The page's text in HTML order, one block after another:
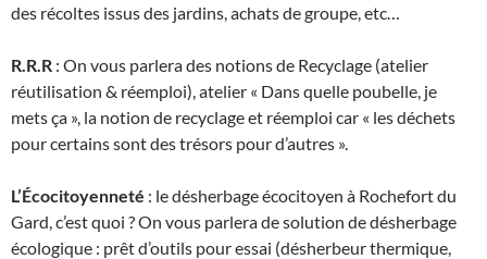
des récoltes issus des jardins, achats de groupe, etc…
R.R.R : On vous parlera des notions de Recyclage (atelier
réutilisation & réemploi), atelier « Dans quelle poubelle, je
mets ça », la notion de recyclage et réemploi car « les déchets
pour certains sont des trésors pour d’autres ».
L’Écocitoyenneté : le désherbage écocitoyen à Rochefort du
Gard, c’est quoi ? On vous parlera de solution de désherbage
écologique : prêt d’outils pour essai (désherbeur thermique,